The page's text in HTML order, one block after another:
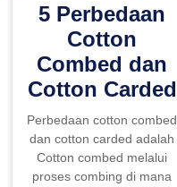
5 Perbedaan
Cotton
Combed dan
Cotton Carded
Perbedaan cotton combed
dan cotton carded adalah
Cotton combed melalui
proses combing di mana